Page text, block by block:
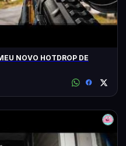
NOVO HOTDROP DE